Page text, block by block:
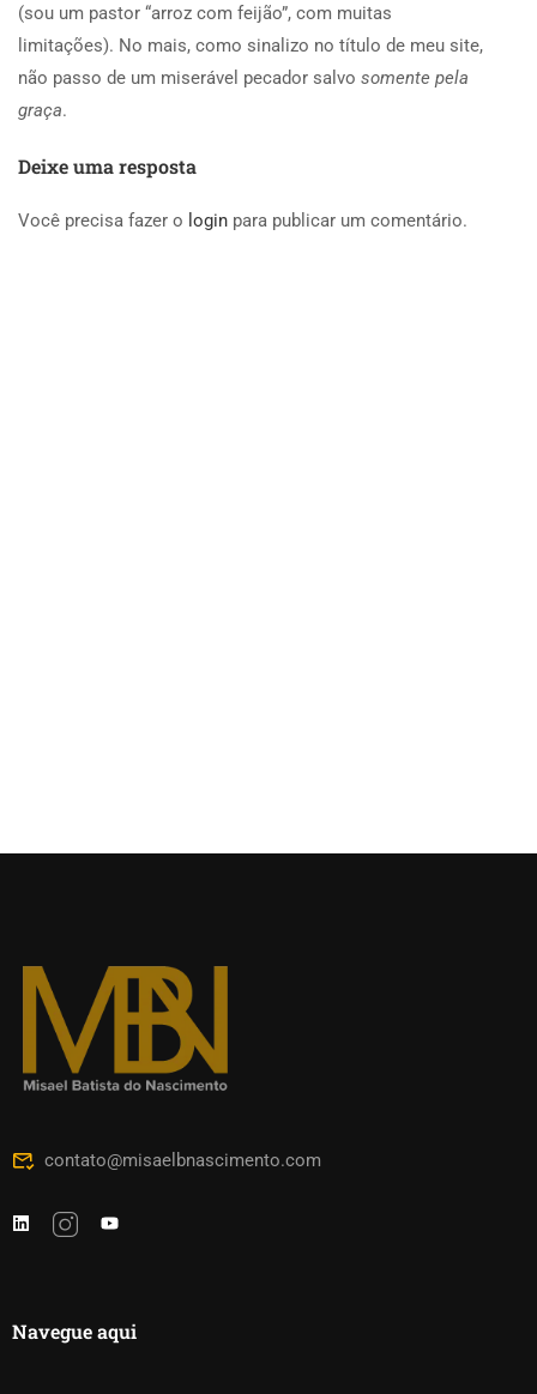
(sou um pastor “arroz com feijão”, com muitas
limitações). No mais, como sinalizo no título de meu site,
não passo de um miserável pecador salvo somente pela
graça.
Deixe uma resposta
Você precisa fazer o login para publicar um comentário.
contato@misaelbnascimento.com
Navegue aqui